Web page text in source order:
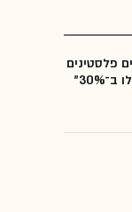
פלסטינים